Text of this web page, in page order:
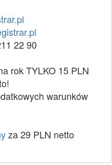
22 90
rok TYLKO 15 PLN
warunków
za 29 PLN netto